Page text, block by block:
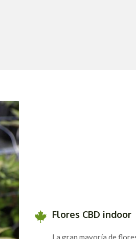
Flores CBD indoor
La gran mayoría de